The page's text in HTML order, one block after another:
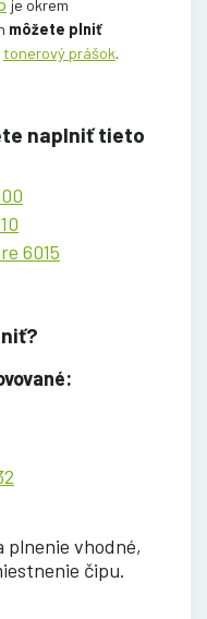
je okrem
môžete plniť
tonerový prášok.
naplniť tieto
6015
:
plnenie vhodné,
čipu.